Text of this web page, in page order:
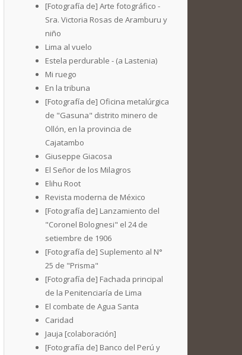
[Fotografía de] Arte fotográfico -
Sra. Victoria Rosas de Aramburu y
niño
Lima al vuelo
Estela perdurable - (a Lastenia)
Mi ruego
En la tribuna
[Fotografía de] Oficina metalúrgica
de "Gasuna" distrito minero de
Ollón, en la provincia de
Cajatambo
Giuseppe Giacosa
El Señor de los Milagros
Elihu Root
Revista moderna de México
[Fotografía de] Lanzamiento del
"Coronel Bolognesi" el 24 de
setiembre de 1906
[Fotografía de] Suplemento al N°
25 de "Prisma"
[Fotografía de] Fachada principal
de la Penitenciaría de Lima
El combate de Agua Santa
Caridad
Jauja [colaboración]
[Fotografía de] Banco del Perú y